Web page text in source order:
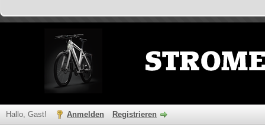
Hallo, Gast! Anmelden Registrieren